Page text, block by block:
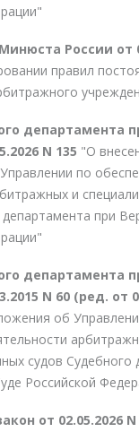
России от
правил
департамента
N 135 "О
по
и
при
департамента
N 60 (ред. от
об
судов Судебного
Российской
от 02.05.2026